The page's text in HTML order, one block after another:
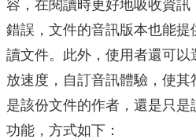
容，在閱讀時更好地吸收資
錯誤，文件的音訊版本也能
讀文件。此外，使用者還可
放速度，自訂音訊體驗，使
是該份文件的作者，還是只
功能，方式如下：